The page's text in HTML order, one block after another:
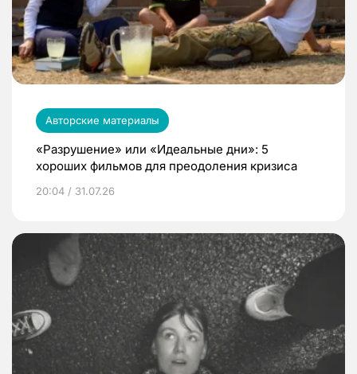
Авторские материалы
«Разрушение» или «Идеальные дни»: 5
хороших фильмов для преодоления кризиса
20:04 / 31.07.26